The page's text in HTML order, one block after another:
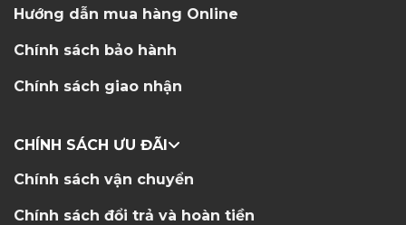
Hướng dẫn mua hàng Online
Chính sách bảo hành
Chính sách giao nhận
CHÍNH SÁCH ƯU ĐÃI
Chính sách vận chuyển
Chính sách đổi trả và hoàn tiền